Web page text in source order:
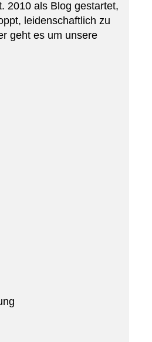
2010 als Blog gestartet,
leidenschaftlich zu
geht es um unsere